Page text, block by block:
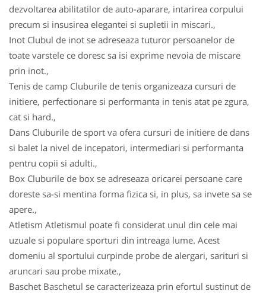
dezvoltarea abilitatilor de auto-aparare, intarirea corpului
precum si insusirea elegantei si supletii in miscari.,
Inot Clubul de inot se adreseaza tuturor persoanelor de
toate varstele ce doresc sa isi exprime nevoia de miscare
prin inot.,
Tenis de camp Cluburile de tenis organizeaza cursuri de
initiere, perfectionare si performanta in tenis atat pe zgura,
cat si hard.,
Dans Cluburile de sport va ofera cursuri de initiere de dans
si balet la nivel de incepatori, intermediari si performanta
pentru copii si adulti.,
Box Cluburile de box se adreseaza oricarei persoane care
doreste sa-si mentina forma fizica si, in plus, sa invete sa se
apere.,
Atletism Atletismul poate fi considerat unul din cele mai
uzuale si populare sporturi din intreaga lume. Acest
domeniu al sportului curpinde probe de alergari, sarituri si
aruncari sau probe mixate.,
Baschet Baschetul se caracterizeaza prin efortul sustinut de